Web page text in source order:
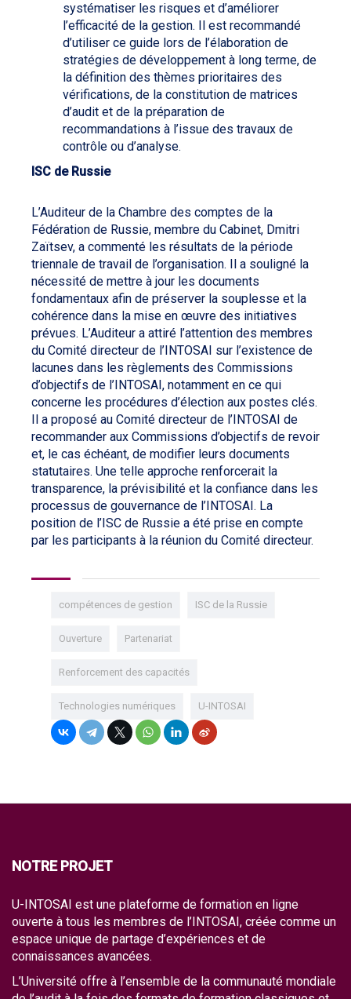
systématiser les risques et d’améliorer
l’efficacité de la gestion. Il est recommandé
d’utiliser ce guide lors de l’élaboration de
stratégies de développement à long terme, de
la définition des thèmes prioritaires des
vérifications, de la constitution de matrices
d’audit et de la préparation de
recommandations à l’issue des travaux de
contrôle ou d’analyse.
ISC de Russie
L’Auditeur de la Chambre des comptes de la
Fédération de Russie, membre du Cabinet, Dmitri
Zaïtsev, a commenté les résultats de la période
triennale de travail de l’organisation. Il a souligné la
nécessité de mettre à jour les documents
fondamentaux afin de préserver la souplesse et la
cohérence dans la mise en œuvre des initiatives
prévues. L’Auditeur a attiré l’attention des membres
du Comité directeur de l’INTOSAI sur l’existence de
lacunes dans les règlements des Commissions
d’objectifs de l’INTOSAI, notamment en ce qui
concerne les procédures d’élection aux postes clés.
Il a proposé au Comité directeur de l’INTOSAI de
recommander aux Commissions d’objectifs de revoir
et, le cas échéant, de modifier leurs documents
statutaires. Une telle approche renforcerait la
transparence, la prévisibilité et la confiance dans les
processus de gouvernance de l’INTOSAI. La
position de l’ISC de Russie a été prise en compte
par les participants à la réunion du Comité directeur.
compétences de gestion ISC de la Russie
Ouverture Partenariat
Renforcement des capacités
Technologies numériques U-INTOSAI
NOTRE PROJET
U-INTOSAI est une plateforme de formation en ligne
ouverte à tous les membres de l’INTOSAI, créée comme un
espace unique de partage d’expériences et de
connaissances avancées.
L’Université offre à l’ensemble de la communauté mondiale